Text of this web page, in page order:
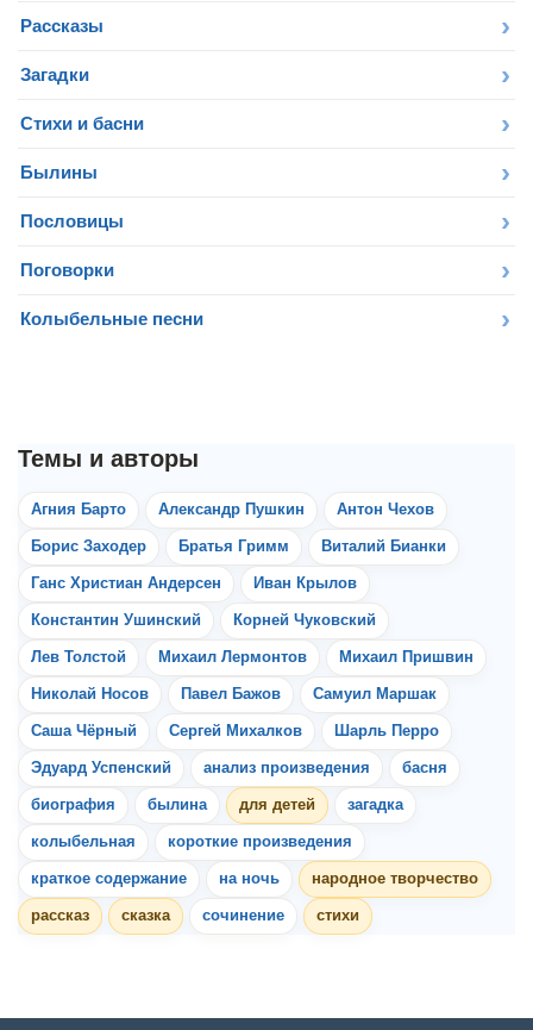
Рассказы
Загадки
Стихи и басни
Былины
Пословицы
Поговорки
Колыбельные песни
Агния Барто Александр Пушкин Антон Чехов
Борис Заходер Братья Гримм Виталий Бианки
Ганс Христиан Андерсен Иван Крылов
Константин Ушинский Корней Чуковский
Лев Толстой Михаил Лермонтов Михаил Пришвин
Николай Носов Павел Бажов Самуил Маршак
Саша Чёрный Сергей Михалков Шарль Перро
Эдуард Успенский анализ произведения басня
биография былина для детей загадка
колыбельная короткие произведения
краткое содержание на ночь народное творчество
рассказ сказка сочинение стихи